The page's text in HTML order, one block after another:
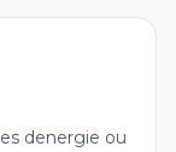
denergie ou